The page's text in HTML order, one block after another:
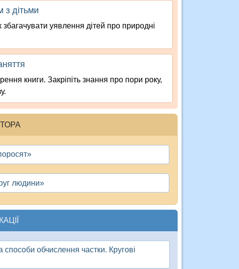
дітьми
уявлення дітей про природні
книги. Закріпіть знання про пори року,
людини»
обчислення частки. Кругові